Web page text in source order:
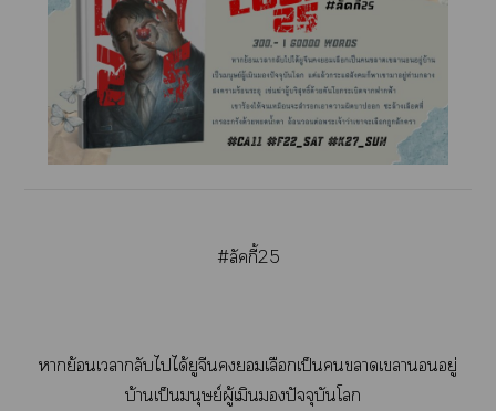
#ลัคกี้25
าย้อนเากลับไได้ยูจีนเลือกเป็นาเาอยู่
บ้านเป็นมนุษย์ผู้เมินปัจจุบันโ